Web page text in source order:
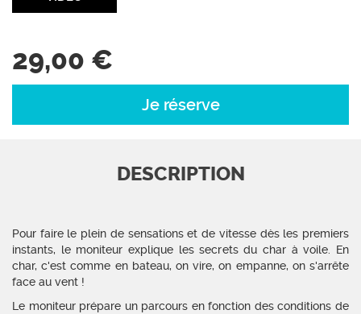
29,00 €
Je réserve
DESCRIPTION
Pour faire le plein de sensations et de vitesse dès les premiers
instants, le moniteur explique les secrets du char à voile. En
char, c'est comme en bateau, on vire, on empanne, on s'arrête
face au vent !
Le moniteur prépare un parcours en fonction des conditions de